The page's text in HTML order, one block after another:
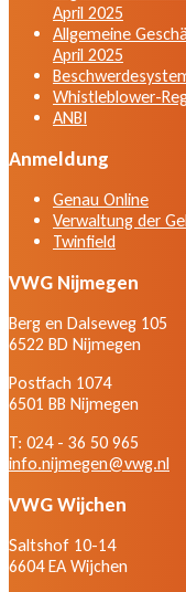
April 2025
Allgemeine
April 2025
Whistleblower-
ANBI
Anmeldung
Genau Online
Verwaltung der
Twinfield
VWG Nijmegen
Berg en Dalseweg 105
6522 BD Nijmegen
Postfach 1074
6501 BB Nijmegen
T: 024 - 36 50 965
info.nijmegen@vwg.nl
VWG Wijchen
Saltshof 10-14
6604 EA Wijchen